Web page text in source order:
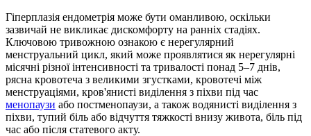
Гіперплазія ендометрія може бути оманливою, оскільки
зазвичай не викликає дискомфорту на ранніх стадіях.
Ключовою тривожною ознакою є нерегулярний
менструальний цикл, який може проявлятися як нерегулярні
місячні різної інтенсивності та тривалості понад 5–7 днів,
рясна кровотеча з великими згустками, кровотечі між
менструаціями, кров'янисті виділення з піхви під час
менопаузи або постменопаузи, а також водянисті виділення з
піхви, тупий біль або відчуття тяжкості внизу живота, біль під
час або після статевого акту.